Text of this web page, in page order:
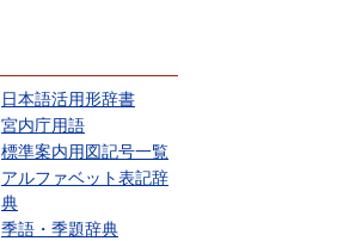
日本語活用形辞書
宮内庁用語
標準案内用図記号一覧
アルファベット表記辞
典
季語・季題辞典